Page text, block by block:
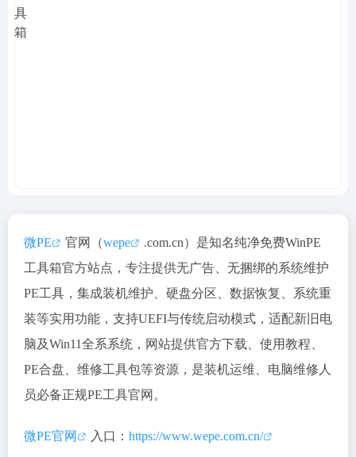
微PE 官网（wepe
.com.cn）是知名纯净免费WinPE
工具箱官方站点，专注提供无广告、无捆绑的系统维护
PE工具，集成装机维护、硬盘分区、数据恢复、系统重
装等实用功能，支持UEFI与传统启动模式，适配新旧电
脑及Win11全系系统，网站提供官方下载、使用教程、
PE合盘、维修工具包等资源，是装机运维、电脑维修人
员必备正规PE工具官网。
微PE官网 入口： https://www.wepe.com.cn/